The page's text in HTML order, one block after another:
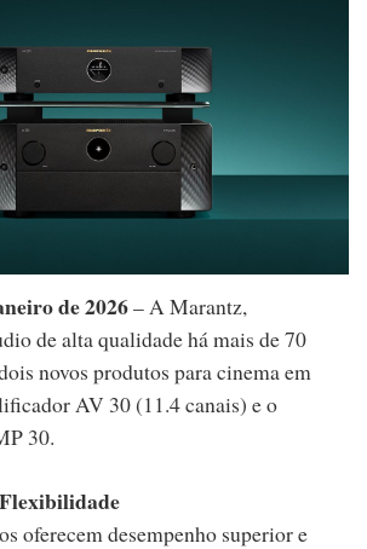
de 2026– A Marantz,
de alta qualidade há mais de 70
novos produtos para cinema em
AV 30 (11.4 canais) e o
30.
oferecem desempenho superior e